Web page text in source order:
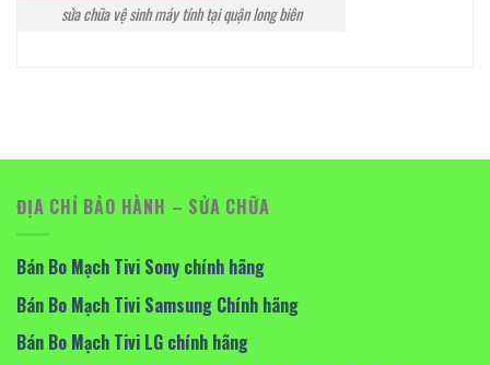
sửa chữa vệ sinh máy tính tại quận long biên
ĐỊA CHỈ BẢO HÀNH – SỬA CHỮA
Bán Bo Mạch Tivi Sony chính hãng
Bán Bo Mạch Tivi Samsung Chính hãng
Bán Bo Mạch Tivi LG chính hãng